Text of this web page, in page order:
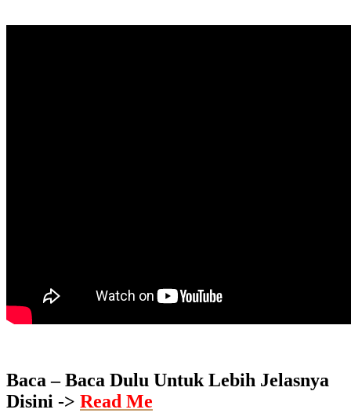
Baca – Baca Dulu Untuk Lebih Jelasnya
Disini -> Read Me